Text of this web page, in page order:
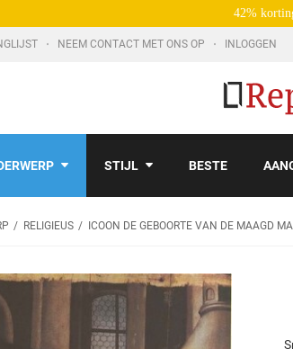
42%
NEEM CONTACT MET ONS OP INLOGGEN
STIJL BESTE
RELIGIEUS ICOON DE GEBOORTE VAN DE MAAGD